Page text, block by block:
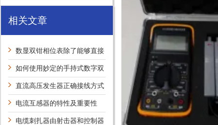
相关文章
数显双钳相位表除了能够直接
测量还有判断功能
如何使用妙定的手持式数字双
钳相位伏安表
直流高压发生器正确接线方式
电流互感器的特性及重要性
电缆刺扎器由射击器和控制器